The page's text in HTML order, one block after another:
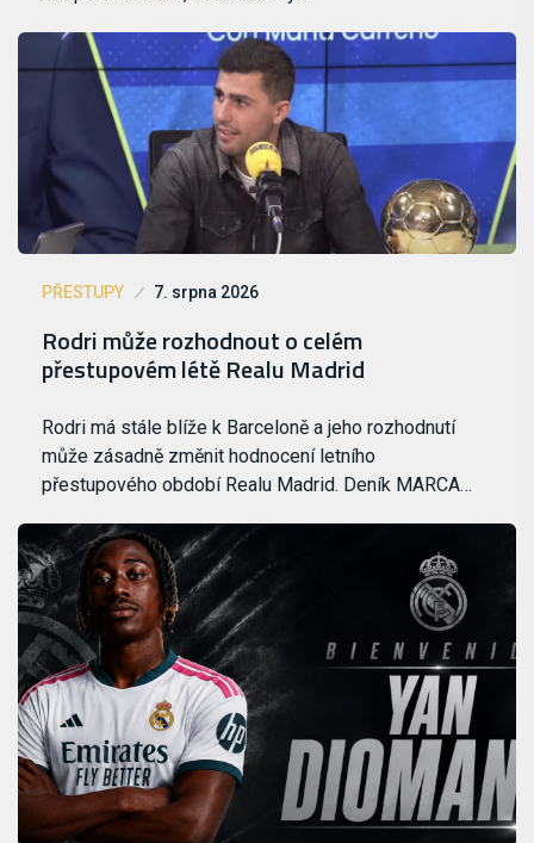
PŘESTUPY 7. srpna 2026
Rodri může rozhodnout o celém
přestupovém létě Realu Madrid
Rodri má stále blíže k Barceloně a jeho rozhodnutí
může zásadně změnit hodnocení letního
přestupového období Realu Madrid. Deník MARCA…